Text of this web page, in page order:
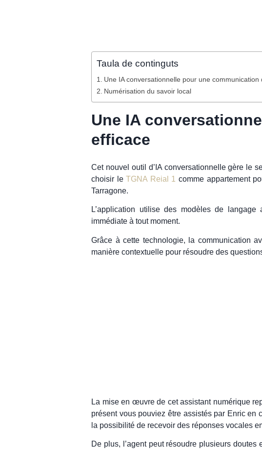
Taula de continguts
Une IA conversationnelle pour une communication
Numérisation du savoir local
Une IA
efficace
Cet nouvel outil d’IA conversationnelle gère le
choisir leTGNA Reial 1 comme appartement
Tarragone.
L’application utilise des modèles de
immédiate à tout moment.
Grâce à cette technologie, la communication
manière contextuelle pour résoudre des
La mise en œuvre de cet assistant numérique
présent vous pouviez être assistés par Enric en
la possibilité de recevoir des réponses vocales
De plus, l’agent peut résoudre plusieurs